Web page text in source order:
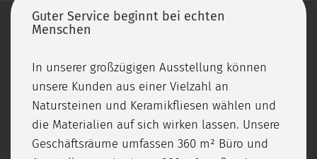
Guter Service beginnt bei echten
Menschen
In unserer großzügigen Ausstellung können
unsere Kunden aus einer Vielzahl an
Natursteinen und Keramikfliesen wählen und
die Materialien auf sich wirken lassen. Unsere
Geschäftsräume umfassen 360 m² Büro und